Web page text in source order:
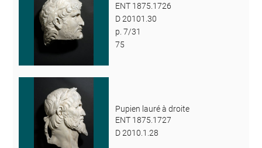
ENT 1875.1726
D 20101.30
p. 7/31
75
Pupien lauré à droite
ENT 1875.1727
D 2010.1.28